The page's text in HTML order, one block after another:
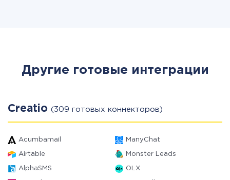
Другие готовые интеграции
Creatio (309 готовых коннекторов)
Acumbamail ManyChat
Airtable Monster Leads
AlphaSMS OLX